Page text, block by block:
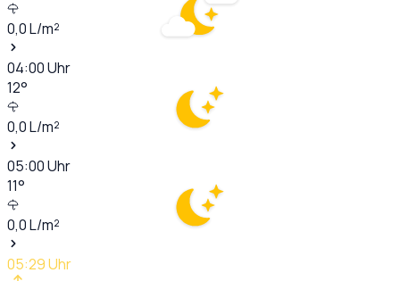
0,0L/m²
04:00Uhr
12°
0,0L/m²
05:00Uhr
11°
0,0L/m²
05:29Uhr